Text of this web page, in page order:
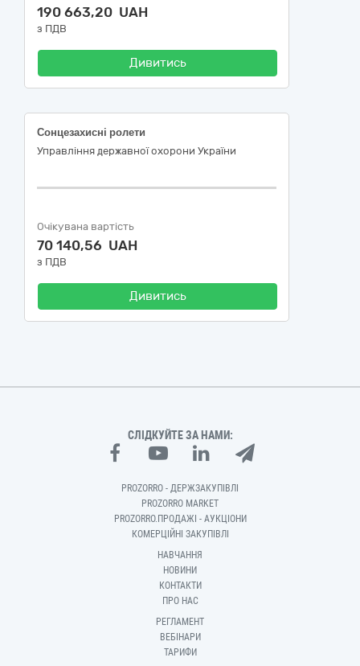
190 663,20 UAH
з ПДВ
Дивитись
Сонцезахисні ролети
Управління державної охорони України
Очікувана вартість
70 140,56 UAH
з ПДВ
Дивитись
СЛІДКУЙТЕ ЗА НАМИ:
PROZORRO - ДЕРЖЗАКУПІВЛІ
PROZORRO MARKET
PROZORRO.ПРОДАЖІ - АУКЦІОНИ
КОМЕРЦІЙНІ ЗАКУПІВЛІ
НАВЧАННЯ
НОВИНИ
КОНТАКТИ
ПРО НАС
РЕГЛАМЕНТ
ВЕБІНАРИ
ТАРИФИ